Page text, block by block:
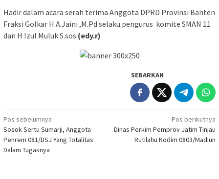
Hadir dalam acara serah terima Anggota DPRD Provinsi Banten
Fraksi Golkar H.A.Jaini ,M.Pd selaku pengurus komite SMAN 11
dan H Izul Muluk S.sos.(edy.r)
SEBARKAN
Navigasi
pos
Pos sebelumnya
Sosok Sertu Sumarji, Anggota
Penrem 081/DSJ Yang Totalitas
Dalam Tugasnya
Pos berikutnya
Dinas Perkim Pemprov Jatim Tinjau
Rutilahu Kodim 0803/Madiun